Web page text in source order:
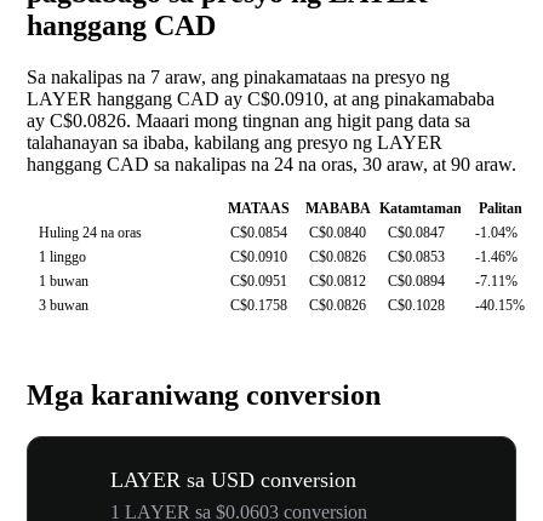
hanggang CAD
Sa nakalipas na 7 araw, ang pinakamataas na presyo ng
LAYER hanggang CAD ay C$0.0910, at ang pinakamababa
ay C$0.0826. Maaari mong tingnan ang higit pang data sa
talahanayan sa ibaba, kabilang ang presyo ng LAYER
hanggang CAD sa nakalipas na 24 na oras, 30 araw, at 90 araw.
MATAAS MABABA Katamtaman
Palitan
Huling 24 na oras
C$0.0854 C$0.0840 C$0.0847
-1.04%
1 linggo
C$0.0910 C$0.0826 C$0.0853
-1.46%
1 buwan
C$0.0951 C$0.0812 C$0.0894
-7.11%
3 buwan
C$0.1758 C$0.0826 C$0.1028 -40.15%
Mga karaniwang conversion
LAYER sa USD conversion
1 LAYER sa $0.0603 conversion